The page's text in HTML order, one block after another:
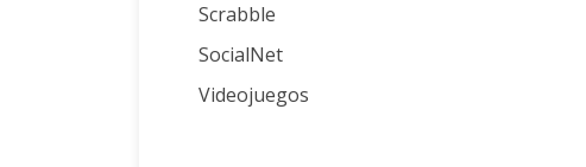
Scrabble
SocialNet
Videojuegos